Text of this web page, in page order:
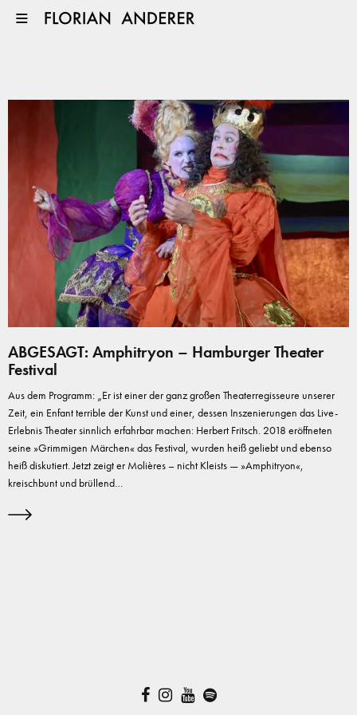
ABGESAGT: Amphitryon – Hamburger Theater
Festival
Aus dem Programm: „Er ist einer der ganz großen Theaterregisseure unserer
Zeit, ein Enfant terrible der Kunst und einer, dessen Inszenierungen das Live-
Erlebnis Theater sinnlich erfahrbar machen: Herbert Fritsch. 2018 eröffneten
seine »Grimmigen Märchen« das Festival, wurden heiß geliebt und ebenso
heiß diskutiert. Jetzt zeigt er Molières – nicht Kleists — »Amphitryon«,
kreischbunt und brüllend…